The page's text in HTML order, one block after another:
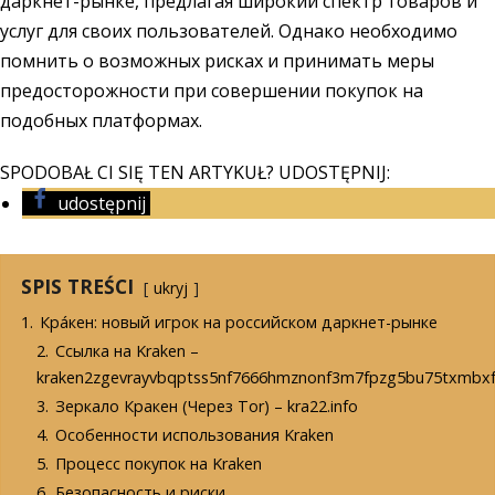
услуг для своих пользователей. Однако необходимо
помнить о возможных рисках и принимать меры
предосторожности при совершении покупок на
подобных платформах.
SPODOBAŁ CI SIĘ TEN ARTYKUŁ? UDOSTĘPNIJ:
udostępnij
SPIS TREŚCI
ukryj
1. Кра́кен: новый игрок на российском даркнет-рынке
2. Cсылка на Kraken –
3. Зеркало Кракен (Через Tor) – kra22.info
4. Особенности использования Kraken
5. Процесс покупок на Kraken